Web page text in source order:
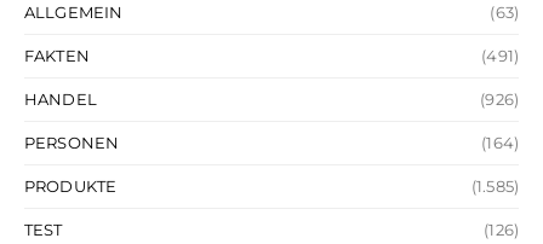
ALLGEMEIN (63)
FAKTEN (491)
HANDEL (926)
PERSONEN (164)
PRODUKTE (1.585)
TEST (126)